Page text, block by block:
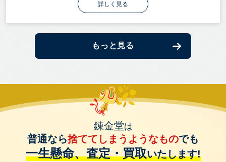
詳しく見る
もっと見る
錬金堂は
普通なら捨ててしまうようなものでも
一生懸命、査定・買取いたします!